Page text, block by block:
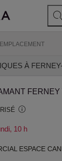
À
FERNEY
10 h
ESPACE